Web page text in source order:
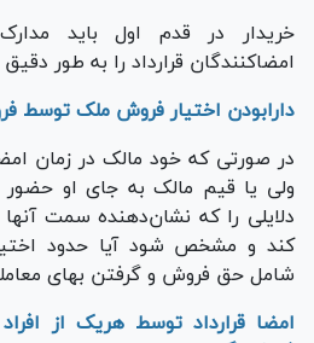
خریدار در قدم اول باید
امضاکنندگان قرارداد را به طور
دارابودن اختیار فروش ملک توسط
در صورتی که خود مالک در زمان
ولی یا قیم مالک به جای او حضور
دلایلی را که نشان‌دهنده سمت
کند و مشخص شود آیا حدود
شامل حق فروش و گرفتن بهای
امضا قرارداد توسط هریک از